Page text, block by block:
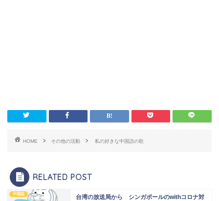
HOME その他の活動 私の好きな中国語の歌
RELATED POST
中国語
台湾の放送局から シンガポールのwithコロナ対